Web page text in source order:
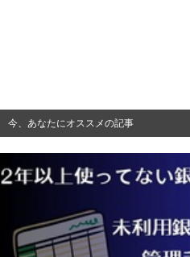
今、あなたにオススメの記事